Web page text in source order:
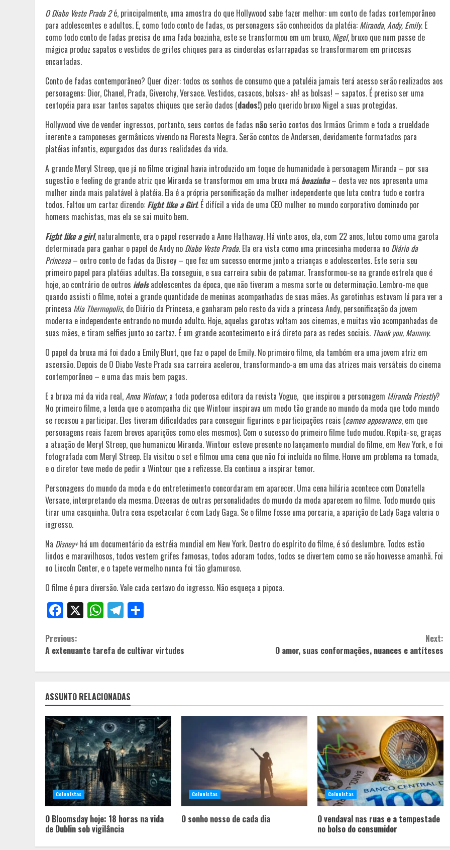
O Diabo Veste Prada 2é, principalmente, uma amostra do que Hollywood sabe fazer melhor: um conto de fadas contemporâneo
para adolescentes e adultos. E, como todo conto de fadas, os personagens são conhecidos da platéia: Miranda, Andy, Emily. E
como todo conto de fadas precisa de uma fada boazinha, este se transformou em um bruxo, Nigel, bruxo que num passe de
mágica produz sapatos e vestidos de grifes chiques para as cinderelas esfarrapadas se transformarem em princesas
encantadas.
Conto de fadas contemporâneo? Quer dizer: todos os sonhos de consumo que a patuléia jamais terá acesso serão realizados aos
personagens: Dior, Chanel, Prada, Givenchy, Versace. Vestidos, casacos, bolsas- ah! as bolsas! – sapatos. É preciso ser uma
centopéia para usar tantos sapatos chiques que serão dados (dados!) pelo querido bruxo Nigel a suas protegidas.
Hollywood vive de vender ingressos, portanto, seus contos de fadas não serão contos dos Irmãos Grimm e toda a crueldade
inerente a camponeses germânicos vivendo na Floresta Negra. Serão contos de Andersen, devidamente formatados para
platéias infantis, expurgados das duras realidades da vida.
A grande Meryl Streep, que já no filme original havia introduzido um toque de humanidade à personagem Miranda – por sua
sugestão e feeling de grande atriz que Miranda se transformou em uma bruxa má boazinha– desta vez nos apresenta uma
mulher ainda mais palatável à platéia. Ela é a própria personificação da mulher independente que luta contra tudo e contra
todos. Faltou um cartaz dizendo: Fight like a Girl. É difícil a vida de uma CEO mulher no mundo corporativo dominado por
homens machistas, mas ela se sai muito bem.
Fight like a girl, naturalmente, era o papel reservado a Anne Hathaway. Há vinte anos, ela, com 22 anos, lutou como uma garota
determinada para ganhar o papel de Andy no Diabo Veste Prada. Ela era vista como uma princesinha moderna no Diário da
Princesa– outro conto de fadas da Disney – que fez um sucesso enorme junto a crianças e adolescentes. Este seria seu
primeiro papel para platéias adultas. Ela conseguiu, e sua carreira subiu de patamar. Transformou-se na grande estrela que é
hoje, ao contrário de outros idolsadolescentes da época, que não tiveram a mesma sorte ou determinação. Lembro-me que
quando assisti o filme, notei a grande quantidade de meninas acompanhadas de suas mães. As garotinhas estavam lá para ver a
princesa Mia Thermopolis, do Diário da Princesa, e ganharam pelo resto da vida a princesa Andy, personificação da jovem
moderna e independente entrando no mundo adulto. Hoje, aquelas garotas voltam aos cinemas, e muitas vão acompanhadas de
suas mães, e tiram selfies junto ao cartaz. É um grande acontecimento e irá direto para as redes sociais. Thank you, Mammy.
O papel da bruxa má foi dado a Emily Blunt, que faz o papel de Emily. No primeiro filme, ela também era uma jovem atriz em
ascensão. Depois de O Diabo Veste Prada sua carreira acelerou, transformando-a em uma das atrizes mais versáteis do cinema
contemporâneo – e uma das mais bem pagas.
E a bruxa má da vida real, Anna Wintour, a toda poderosa editora da revista Vogue, que inspirou a personagem Miranda Priestly?
No primeiro filme, a lenda que o acompanha diz que Wintour inspirava um medo tão grande no mundo da moda que todo mundo
se recusou a participar. Eles tiveram dificuldades para conseguir figurinos e participações reais (cameo appearance, em que
personagens reais fazem breves aparições como eles mesmos). Com o sucesso do primeiro filme tudo mudou. Repita-se, graças
a atuação de Meryl Streep, que humanizou Miranda. Wintour esteve presente no lançamento mundial do filme, em New York, e foi
fotografada com Meryl Streep. Ela visitou o set e filmou uma cena que não foi incluída no filme. Houve um problema na tomada,
e o diretor teve medo de pedir a Wintour que a refizesse. Ela continua a inspirar temor.
Personagens do mundo da moda e do entretenimento concordaram em aparecer. Uma cena hilária acontece com Donatella
Versace, interpretando ela mesma. Dezenas de outras personalidades do mundo da moda aparecem no filme. Todo mundo quis
tirar uma casquinha. Outra cena espetacular é com Lady Gaga. Se o filme fosse uma porcaria, a aparição de Lady Gaga valeria o
ingresso.
Na Disney+há um documentário da estréia mundial em New York. Dentro do espírito do filme, é só deslumbre. Todos estão
lindos e maravilhosos, todos vestem grifes famosas, todos adoram todos, todos se divertem como se não houvesse amanhã. Foi
no Lincoln Center, e o tapete vermelho nunca foi tão glamuroso.
O filme é pura diversão. Vale cada centavo do ingresso. Não esqueça a pipoca.
Facebook
X WhatsApp
Telegram
Continue
Reading
Previous:
A extenuante tarefa de cultivar virtudes
Next:
O amor, suas conformações, nuances e antíteses
ASSUNTO RELACIONADAS
Colunistas
O Bloomsday hoje: 18 horas na vida
de Dublin sob vigilância
Colunistas
O sonho nosso de cada dia
Colunistas
O vendaval nas ruas e a tempestade
no bolso do consumidor